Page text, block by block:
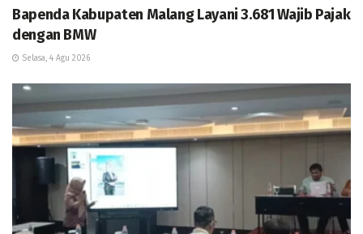
Bapenda Kabupaten Malang Layani 3.681 Wajib Pajak
dengan BMW
Selasa, 4 Agu 2026